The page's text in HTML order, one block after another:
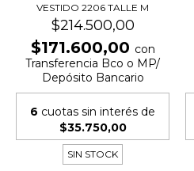
VESTIDO 2206 TALLE M
$214.500,00
$171.600,00 con
Transferencia Bco o MP/
Depósito Bancario
6 cuotas sin interés de
$35.750,00
SIN STOCK